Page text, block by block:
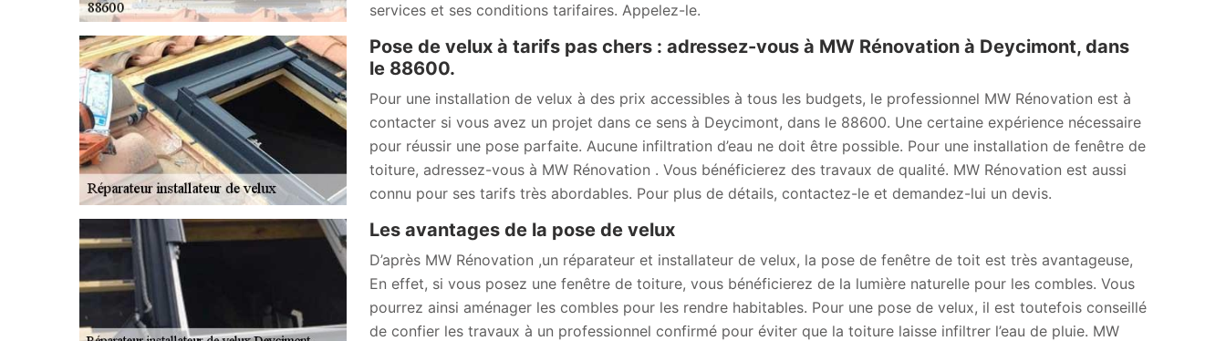
services et ses conditions tarifaires. Appelez-le.
Pose de velux à tarifs pas chers : adressez-vous à MW Rénovation à Deycimont, dans
le 88600.
Pour une installation de velux à des prix accessibles à tous les budgets, le professionnel MW Rénovation est à
contacter si vous avez un projet dans ce sens à Deycimont, dans le 88600. Une certaine expérience nécessaire
pour réussir une pose parfaite. Aucune infiltration d’eau ne doit être possible. Pour une installation de fenêtre de
toiture, adressez-vous à MW Rénovation . Vous bénéficierez des travaux de qualité. MW Rénovation est aussi
connu pour ses tarifs très abordables. Pour plus de détails, contactez-le et demandez-lui un devis.
Les avantages de la pose de velux
D’après MW Rénovation ,un réparateur et installateur de velux, la pose de fenêtre de toit est très avantageuse,
En effet, si vous posez une fenêtre de toiture, vous bénéficierez de la lumière naturelle pour les combles. Vous
pourrez ainsi aménager les combles pour les rendre habitables. Pour une pose de velux, il est toutefois conseillé
de confier les travaux à un professionnel confirmé pour éviter que la toiture laisse infiltrer l’eau de pluie. MW